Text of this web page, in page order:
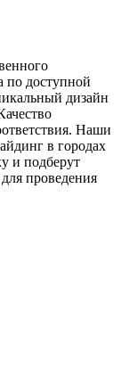
по доступной
дизайн
Наши
в городах
и подберут
проведения